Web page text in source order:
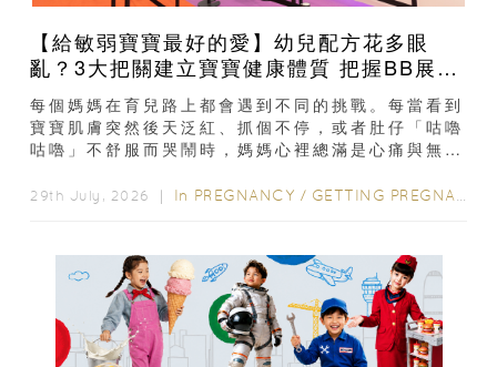
【給敏弱寶寶最好的愛】幼兒配方花多眼
亂？3大把關建立寶寶健康體質 把握BB展入
手好時機
每個媽媽在育兒路上都會遇到不同的挑戰。每當看到
寶寶肌膚突然後天泛紅、抓個不停，或者肚仔「咕嚕
咕嚕」不舒服而哭鬧時，媽媽心裡總滿是心痛與無
29th July, 2026 ｜ In PREGNANCY / GETTING PREGNANT